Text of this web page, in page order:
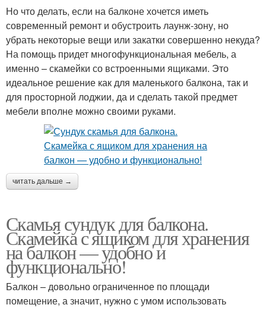
Но что делать, если на балконе хочется иметь
современный ремонт и обустроить лаунж-зону, но
убрать некоторые вещи или закатки совершенно некуда?
На помощь придет многофункциональная мебель, а
именно – скамейки со встроенными ящиками. Это
идеальное решение как для маленького балкона, так и
для просторной лоджии, да и сделать такой предмет
мебели вполне можно своими руками.
читать дальше →
Скамья сундук для балкона.
Скамейка с ящиком для хранения
на балкон — удобно и
функционально!
Балкон – довольно ограниченное по площади
помещение, а значит, нужно с умом использовать